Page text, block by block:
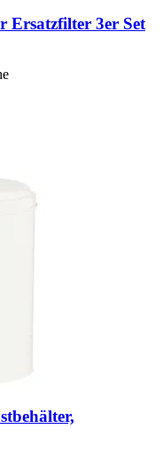
Ersatzfilter 3er Set